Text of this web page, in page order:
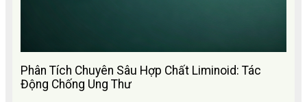
Phân Tích Chuyên Sâu Hợp Chất Liminoid: Tác
Động Chống Ung Thư